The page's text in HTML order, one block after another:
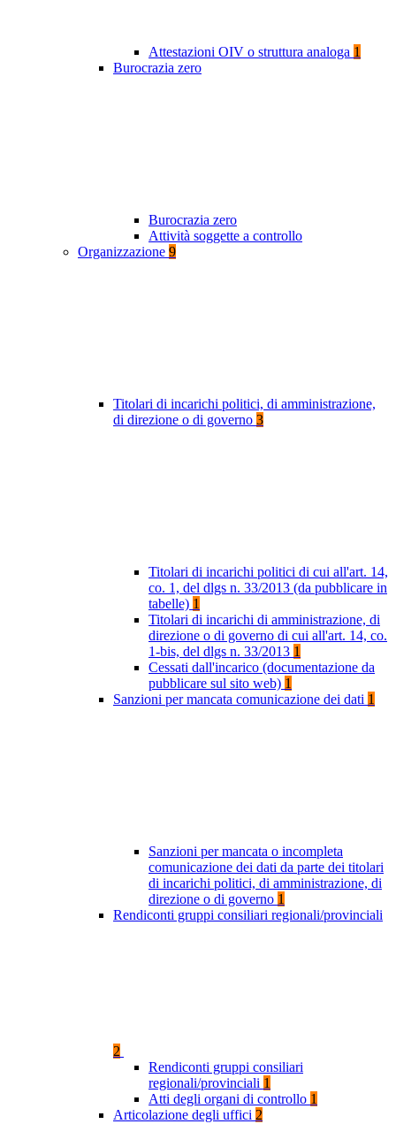
Attestazioni OIV o struttura analoga 1
Burocrazia zero
Burocrazia zero
Attività soggette a controllo
Organizzazione 9
Titolari di incarichi politici, di amministrazione,
di direzione o di governo 3
Titolari di incarichi politici di cui all'art. 14,
co. 1, del dlgs n. 33/2013 (da pubblicare in
tabelle) 1
Titolari di incarichi di amministrazione, di
direzione o di governo di cui all'art. 14, co.
1-bis, del dlgs n. 33/2013 1
Cessati dall'incarico (documentazione da
pubblicare sul sito web) 1
Sanzioni per mancata comunicazione dei dati 1
Sanzioni per mancata o incompleta
comunicazione dei dati da parte dei titolari
di incarichi politici, di amministrazione, di
direzione o di governo 1
Rendiconti gruppi consiliari regionali/provinciali
2
Rendiconti gruppi consiliari
regionali/provinciali 1
Atti degli organi di controllo 1
Articolazione degli uffici 2